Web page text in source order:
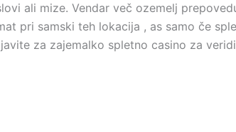
ali mize. Vendar več ozemelj
pri samski teh lokacija , as samo če
za zajemalko spletno casino za